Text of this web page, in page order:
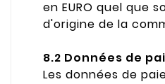
en EURO quel que
d'origine de la
8.2 Données de
Les données de